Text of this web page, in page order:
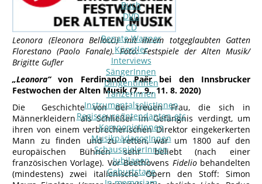
Buch
DVD
CD
Renate Wagner
Künstler
Interviews
SängerInnen
DirigentInnen
TänzerInnen
InstrumentalsolistInnen
Regisseure/Intendanten-etc
KomponistInnen
MusikpädagogInnen
SchauspielerInnen
Jubilaeen
Geburtstage
Leonora (Eleonora Bellocci) mit ihrem totgeglaubten Gatten
Florestano (Paolo Fanale). Foto: Festspiele der Alten Musik/
Brigitte Gufler
„Leonora“von Ferdinando Paër bei den Innsbrucker
Festwochen der Alten Musik (7., 9., 11. 8. 2020)
Die Geschichte von der treuen Frau, die sich in
Männerkleidern als Schließer im Gefängnis verdingt, um
ihren von einem verbrecherischen Direktor eingekerkerten
Mann zu finden und zu retten, war um 1800 auf den
europäischen Bühnen sehr beliebt (nach einer
französischen Vorlage). Vor Beethovens Fidelio behandelten
(mindestens) zwei italienische Opern den Stoff: Simon